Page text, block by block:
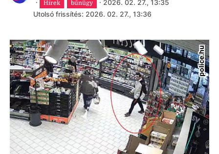
·
Hírek bűnügy · 2026. 02. 27., 13:35
Utolsó frissítés: 2026. 02. 27., 13:36
police.hu